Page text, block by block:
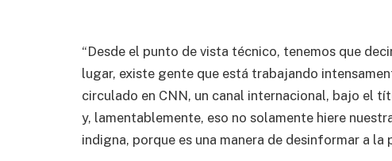
“Desde el punto de vista técnico, tenemos que
lugar, existe gente que está trabajando
circulado en CNN, un canal internacional, bajo el
y, lamentablemente, eso no solamente hiere
indigna, porque es una manera de desinformar a la